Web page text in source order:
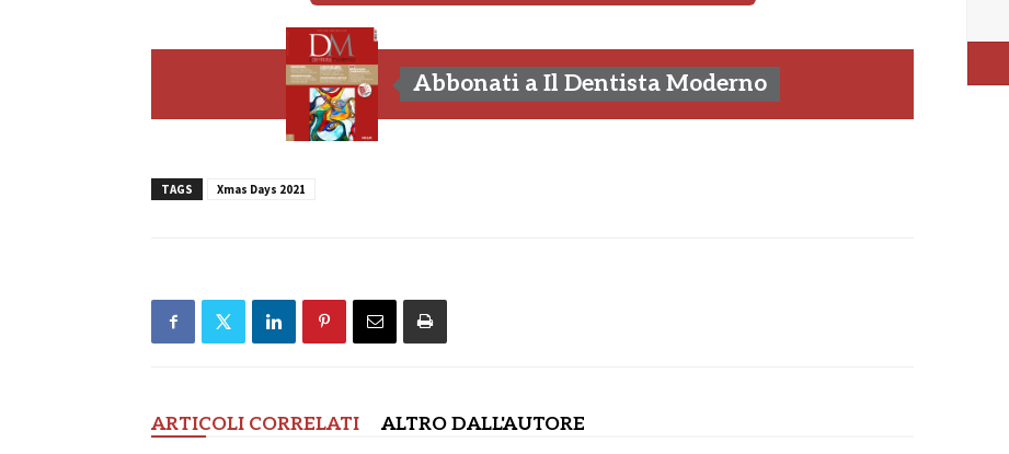
Abbonati a Il Dentista Moderno
TAGS Xmas Days 2021
ARTICOLI CORRELATI ALTRO DALL'AUTORE